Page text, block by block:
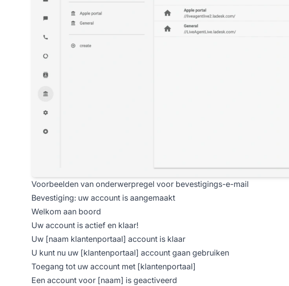
Voorbeelden van onderwerpregel voor bevestigings-e-mail
Bevestiging: uw account is aangemaakt
Welkom aan boord
Uw account is actief en klaar!
Uw [naam klantenportaal] account is klaar
U kunt nu uw [klantenportaal] account gaan gebruiken
Toegang tot uw account met [klantenportaal]
Een account voor [naam] is geactiveerd